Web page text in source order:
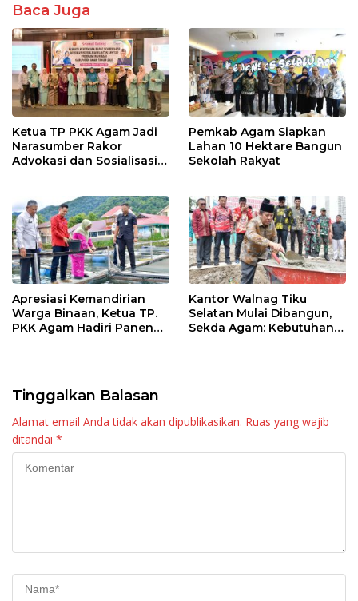
Baca Juga
Ketua TP PKK Agam Jadi
Narasumber Rakor
Advokasi dan Sosialisasi
Pemkab Agam Siapkan
Lahan 10 Hektare Bangun
Sekolah Rakyat
Apresiasi Kemandirian
Warga Binaan, Ketua TP.
PKK Agam Hadiri Panen
Kantor Walnag Tiku
Selatan Mulai Dibangun,
Sekda Agam: Kebutuhan
Tinggalkan Balasan
Alamat email Anda tidak akan dipublikasikan. Ruas yang wajib
ditandai *